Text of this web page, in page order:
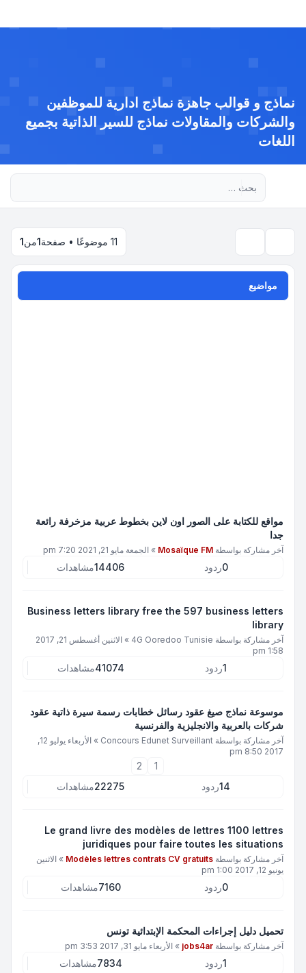
نماذج و قوالب جاهزة نماذج ادارية للموظفين
والشركات والمقاولات نماذج للسير الذاتية بجميع
اللغات
11 موضوعًا • صفحة 1من1
مواضيع
مواقع للكتابة على الصور اون لاين بخطوط عربية مزخرفة رائعة
جدا
آخر مشاركة بواسطة Mosaïque FM
» الجمعة مايو 21, 2021 7:20 pm
0ردود 14406مشاهدات
Business letters library free the 597 business letters
library
آخر مشاركة بواسطة 4G Ooredoo Tunisie
»
الاثنين أغسطس 21, 2017
1:58 pm
1ردود 41074مشاهدات
موسوعة نماذج صيغ عقود رسائل خطابات رسمة سيرة ذاتية عقود
شركات بالعربية والانجليزية والفرنسية
آخر مشاركة بواسطة Concours Edunet Surveillant
»
الأربعاء يوليو 12,
2017 8:50 pm
1
2
14ردود 22275مشاهدات
Le grand livre des modèles de lettres 1100 lettres
juridiques pour faire toutes les situations
آخر مشاركة بواسطة Modèles lettres contrats CV gratuits
» الاثنين
يونيو 12, 2017 1:00 pm
0ردود 7160مشاهدات
تحميل دليل إجراءات المحكمة الإبتدائية تونس
آخر مشاركة بواسطة jobs4ar
» الأربعاء مايو 31, 2017 3:53 pm
1ردود 7834مشاهدات